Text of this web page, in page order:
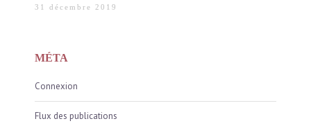
31 décembre 2019
MÉTA
Connexion
Flux des publications